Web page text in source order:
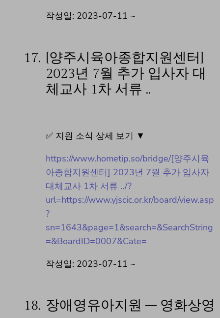
작성일: 2023-07-11 ~
17. [양주시육아종합지원센터]
2023년 7월 추가 입사자 대
체교사 1차 서류 ..
✅ 지원 소식 상세 보기 ▼
https://www.hometip.so/bridge/[양주시육
아종합지원센터] 2023년 7월 추가 입사자
대체교사 1차 서류 ../?
url=https://www.yjscic.or.kr/board/view.asp
?
sn=1643&page=1&search=&SearchString
=&BoardID=0007&Cate=
작성일: 2023-07-11 ~
18. 장애영유아지원 – 영화상영